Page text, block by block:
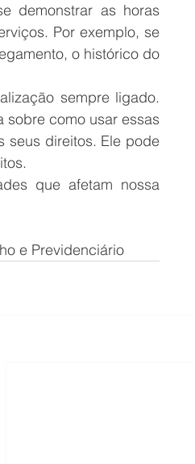
demonstrar as horas
Por exemplo, se
o histórico do
sempre ligado.
sobre como usar essas
seus direitos. Ele pode
que afetam nossa
e Previdenciário